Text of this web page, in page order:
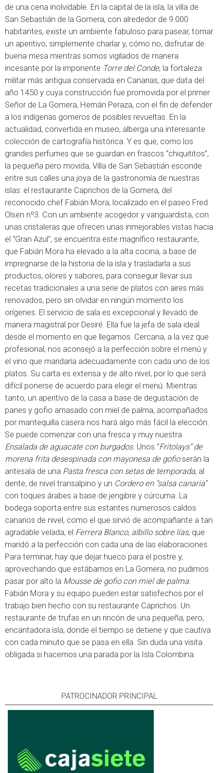
de una cena inolvidable. En la capital de la isla, la villa de
San Sebastián de la Gomera, con alrededor de 9.000
habitantes, existe un ambiente fabuloso para pasear, tomar
un aperitivo, simplemente charlar y, cómo no, disfrutar de
buena mesa mientras somos vigilados de manera
incesante por la imponente Torre del Conde, la fortaleza
militar más antigua conservada en Canarias, que data del
año 1450 y cuya construcción fue promovida por el primer
Señor de La Gomera, Hernán Peraza, con el fin de defender
a los indígenas gomeros de posibles revueltas. En la
actualidad, convertida en museo, alberga una interesante
colección de cartografía histórica. Y es que, como los
grandes perfumes que se guardan en frascos “chiquititos”,
la pequeña pero movida, Villa de San Sebastián esconde
entre sus calles una joya de la gastronomía de nuestras
islas: el restaurante Caprichos de la Gomera, del
reconocido chef Fabián Mora, localizado en el paseo Fred
Olsen nº3. Con un ambiente acogedor y vanguardista, con
unas cristaleras que ofrecen unas inmejorables vistas hacia
el “Gran Azul”, se encuentra este magnífico restaurante,
que Fabián Mora ha elevado a la alta cocina, a base de
impregnarse de la historia de la isla y trasladarla a sus
productos, olores y sabores, para conseguir llevar sus
recetas tradicionales a una serie de platos con aires más
renovados, pero sin olvidar en ningún momento los
orígenes. El servicio de sala es excepcional y llevado de
manera magistral por Desiré. Ella fue la jefa de sala ideal
desde el momento en que llegamos. Cercana, a la vez que
profesional, nos aconsejó a la perfección sobre el menú y
el vino que maridaría adecuadamente con cada uno de los
platos. Su carta es extensa y de alto nivel, por lo que será
difícil ponerse de acuerdo para elegir el menú. Mientras
tanto, un aperitivo de la casa a base de degustación de
panes y gofio amasado con miel de palma, acompañados
por mantequilla casera nos hará algo más fácil la elección.
Se puede comenzar con una fresca y muy nuestra
Ensalada de aguacate con burgados. Unos “Fritolays” de
morena frita desespinada con mayonesa de gofioserán la
antesala de una Pasta fresca con setas de temporada, al
dente, de nivel transalpino y un Cordero en “salsa canaria”
con toques árabes a base de jengibre y cúrcuma. La
bodega soporta entre sus estantes numerosos caldos
canarios de nivel, como el que sirvió de acompañante a tan
agradable velada, el Ferrera Blanco, albillo sobre lías, que
maridó a la perfección con cada una de las elaboraciones.
Para terminar, hay que dejar hueco para el postre y,
aprovechando que estábamos en La Gomera, no pudimos
pasar por alto la Mousse de gofio con miel de palma.
Fabián Mora y su equipo pueden estar satisfechos por el
trabajo bien hecho con su restaurante Caprichos. Un
restaurante de trufas en un rincón de una pequeña, pero,
encantadora isla, donde el tiempo se detiene y que cautiva
con cada minuto que se pasa en ella. Sin duda una visita
obligada si hacemos una parada por la Isla Colombina.
PATROCINADOR PRINCIPAL